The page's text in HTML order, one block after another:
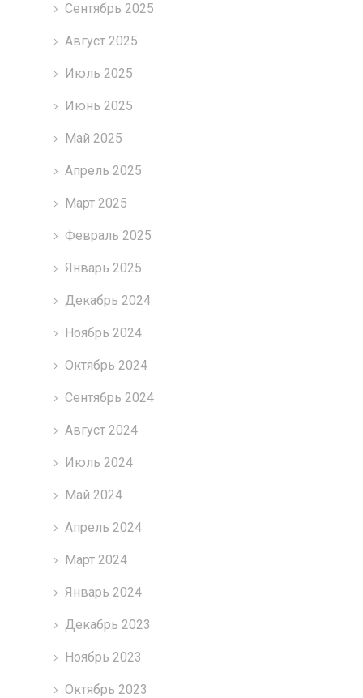
Сентябрь 2025
Август 2025
Июль 2025
Июнь 2025
Май 2025
Апрель 2025
Март 2025
Февраль 2025
Январь 2025
Декабрь 2024
Ноябрь 2024
Октябрь 2024
Сентябрь 2024
Август 2024
Июль 2024
Май 2024
Апрель 2024
Март 2024
Январь 2024
Декабрь 2023
Ноябрь 2023
Октябрь 2023